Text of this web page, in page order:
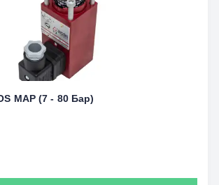
MAP (7 - 80 Бар)